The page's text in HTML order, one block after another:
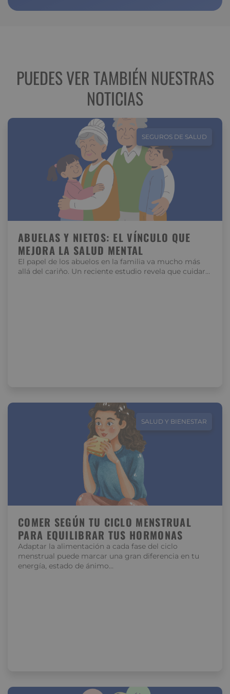
PUEDES VER TAMBIÉN NUESTRAS
NOTICIAS
SEGUROS DE SALUD
ABUELAS Y NIETOS: EL VÍNCULO QUE
MEJORA LA SALUD MENTAL
El papel de los abuelos en la familia va mucho más
allá del cariño. Un reciente estudio revela que cuidar…
SALUD Y BIENESTAR
COMER SEGÚN TU CICLO MENSTRUAL
PARA EQUILIBRAR TUS HORMONAS
Adaptar la alimentación a cada fase del ciclo
menstrual puede marcar una gran diferencia en tu
energía, estado de ánimo…